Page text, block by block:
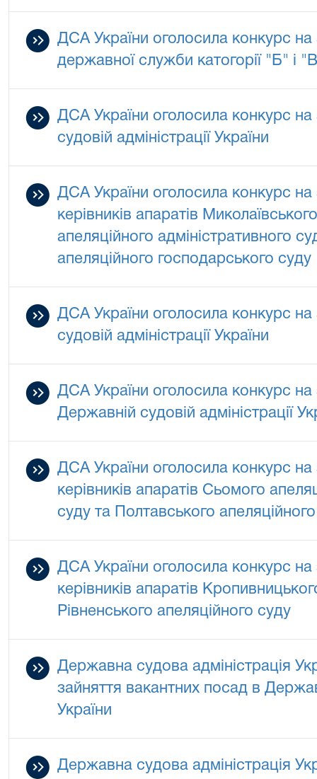
ДСА України оголосила конкурс на
державної служби катогорії "Б" і
ДСА України оголосила конкурс
судовій адміністрації України
ДСА України оголосила конкурс на
керівників апаратів
апеляційного адміністративного
апеляційного господарського суду
ДСА України оголосила конкурс
судовій адміністрації України
ДСА України оголосила конкурс на
Державній судовій адміністрації
ДСА України оголосила конкурс на
керівників апаратів Сьомого
суду та Полтавського
ДСА України оголосила конкурс на
керівників апаратів
Рівненського апеляційного суду
Державна судова адміністрація
зайняття вакантних посад в
України
Державна судова адміністрація